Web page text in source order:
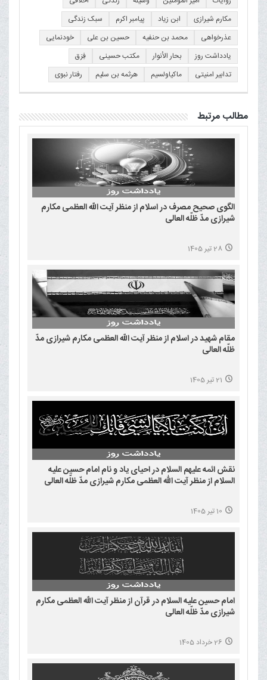
مکارم شیرازی
ابن زیاد پیامبر اکرم
سبک زندگی
عذرخواهی
محمد بن حنفیه حسین بن علی
خودنمایی
یادداشت روز
بحار الأنوار مکتب حسینی
فِرَق
تدابیر امنیتی
ماکیاولسیم هرثمه بن سلیم رفتار نبوی
مطالب مرتبط
الگوی صحیح مصرف در اسلام از منظر آیت الله العظمی مکارم
شیرازی مدّ ظلّه العالی
28 تیر 1405
مقام شهید در اسلام از منظر آیت الله العظمی مکارم شیرازی مدّ
ظلّه العالی
21 تیر 1405
نقش ائمه علیهم السلام در احیای یاد و نام امام حسین علیه
السلام از منظر آیت الله العظمی مکارم شیرازی مدّ ظلّه العالی
10 تیر 1405
امام حسین علیه السلام در قرآن از منظر آیت الله العظمی مکارم
شیرازی مدّ ظلّه العالی
26 خرداد 1405